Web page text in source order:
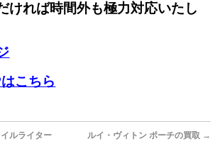
ければ時間外も極力対応いたし
こちら
ルライター
ルイ・ヴィトン ポーチの買取 →